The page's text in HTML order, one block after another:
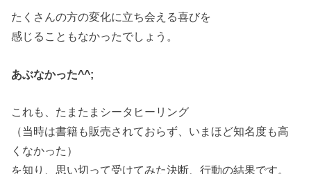
たくさんの方の変化に立ち会える喜びを
感じることもなかったでしょう。
あぶなかった^^;
これも、たまたまシータヒーリング
（当時は書籍も販売されておらず、いまほど知名度も高
くなかった）
を知り、思い切って受けてみた決断、行動の結果です。